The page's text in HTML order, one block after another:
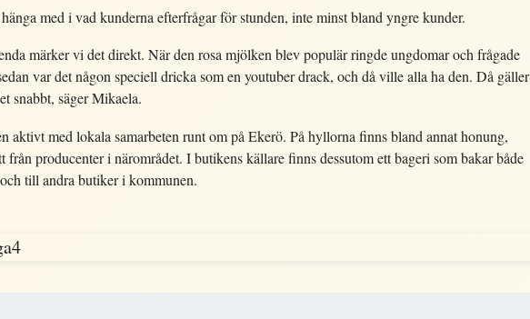
med i vad kunderna efterfrågar för stunden, inte minst bland yngre kunder.
märker vi det direkt. När den rosa mjölken blev populär ringde ungdomar och frågade
var det någon speciell dricka som en youtuber drack, och då ville alla ha den. Då gäller
snabbt, säger Mikaela.
aktivt med lokala samarbeten runt om på Ekerö. På hyllorna finns bland annat honung,
från producenter i närområdet. I butikens källare finns dessutom ett bageri som bakar både
till andra butiker i kommunen.